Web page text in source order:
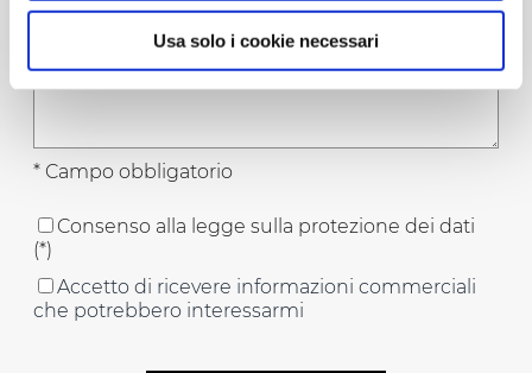
Usa solo i cookie necessari
* Campo obbligatorio
Consenso alla legge sulla protezione dei dati
(*)
Accetto di ricevere informazioni commerciali
che potrebbero interessarmi